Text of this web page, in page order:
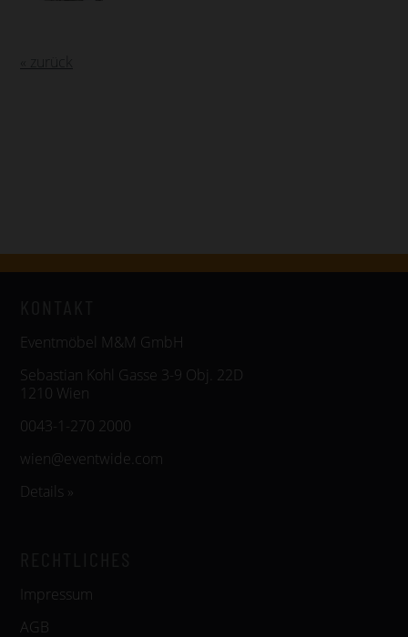
« zurück
Eventmöbel M&M GmbH
Sebastian Kohl Gasse 3-9 Obj. 22D
1210 Wien
0043-1-270 2000
wien@eventwide.com
Details »
Impressum
AGB